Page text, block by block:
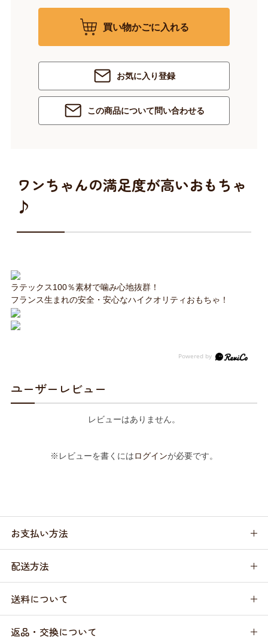
買い物かごに入れる
お気に入り登録
この商品について問い合わせる
ワンちゃんの満足度が高いおもちゃ
♪
ラテックス100％素材で噛み心地抜群！
フランス生まれの安全・安心なハイクオリティおもちゃ！
ユーザーレビュー
レビューはありません。
※レビューを書くにはログインが必要です。
お支払い方法
配送方法
送料について
返品・交換について